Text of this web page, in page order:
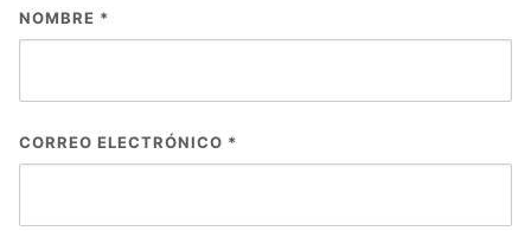
NOMBRE *
CORREO ELECTRÓNICO *